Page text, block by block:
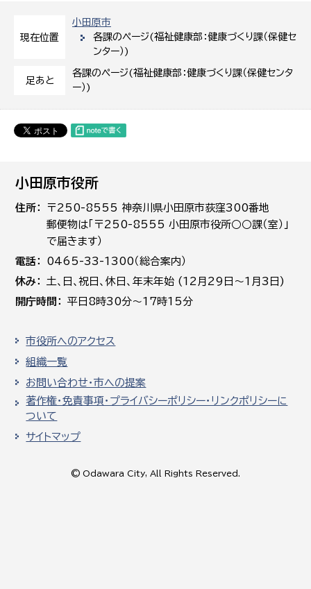
現在位置
小田原市
各課のページ(福祉健康部：健康づくり課（保健セ
ンター）)
足あと
各課のページ(福祉健康部：健康づくり課（保健センタ
ー）)
小田原市役所
住所
〒250-8555 神奈川県小田原市荻窪300番地
郵便物は「〒250-8555 小田原市役所○○課（室）」
で届きます）
電話
0465-33-1300（総合案内）
休み
土､日､祝日、休日、年末年始 (12月29日～1月3日)
開庁時間
平日8時30分～17時15分
市役所へのアクセス
組織一覧
お問い合わせ・市への提案
著作権・免責事項・プライバシーポリシー・リンクポリシーに
ついて
サイトマップ
© Odawara City, All Rights Reserved.